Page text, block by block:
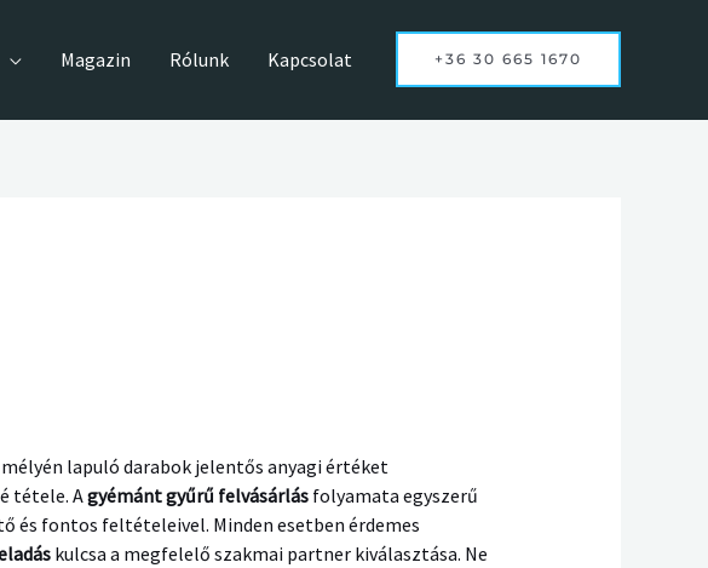
Magazin Rólunk Kapcsolat +36 30 665 1670
lapuló darabok jelentős anyagi értéket
tétele. Agyémánt gyűrű felvásárlásfolyamata egyszerű
és fontos feltételeivel. Minden esetben érdemes
kulcsa a megfelelő szakmai partner kiválasztása. Ne